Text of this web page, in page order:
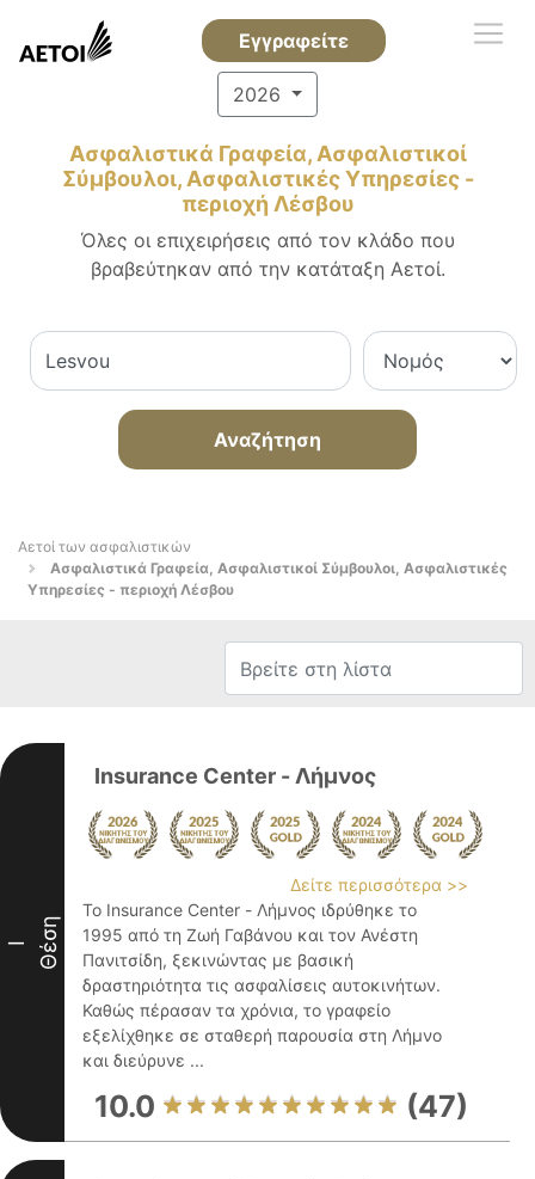
Εγγραφείτε
2026
Ασφαλιστικά Γραφεία, Ασφαλιστικοί
Σύμβουλοι, Ασφαλιστικές Υπηρεσίες -
περιοχή Λέσβου
Όλες οι επιχειρήσεις από τον κλάδο που
βραβεύτηκαν από την κατάταξη Αετοί.
Αναζήτηση
Αετοί των ασφαλιστικών
Ασφαλιστικά Γραφεία, Ασφαλιστικοί Σύμβουλοι, Ασφαλιστικές
Υπηρεσίες - περιοχή Λέσβου
I Θέση
Insurance Center - Λήμνος
Δείτε περισσότερα >>
Το Insurance Center - Λήμνος ιδρύθηκε το
1995 από τη Ζωή Γαβάνου και τον Ανέστη
Πανιτσίδη, ξεκινώντας με βασική
δραστηριότητα τις ασφαλίσεις αυτοκινήτων.
Καθώς πέρασαν τα χρόνια, το γραφείο
εξελίχθηκε σε σταθερή παρουσία στη Λήμνο
και διεύρυνε ...
10.0 (47)